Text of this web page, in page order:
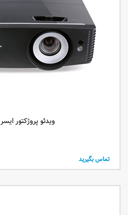
ویدئو پروژکتور ایسر P6500
تماس بگیرید